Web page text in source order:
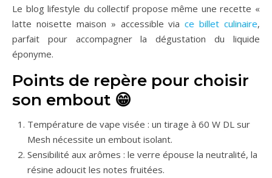
Le blog lifestyle du collectif propose même une recette «
latte noisette maison » accessible viace billet culinaire,
parfait pour accompagner la dégustation du liquide
éponyme.
Points de repère pour choisir
son embout 😁
Température de vape visée : un tirage à 60 W DL sur
Mesh nécessite un embout isolant.
Sensibilité aux arômes : le verre épouse la neutralité, la
résine adoucit les notes fruitées.